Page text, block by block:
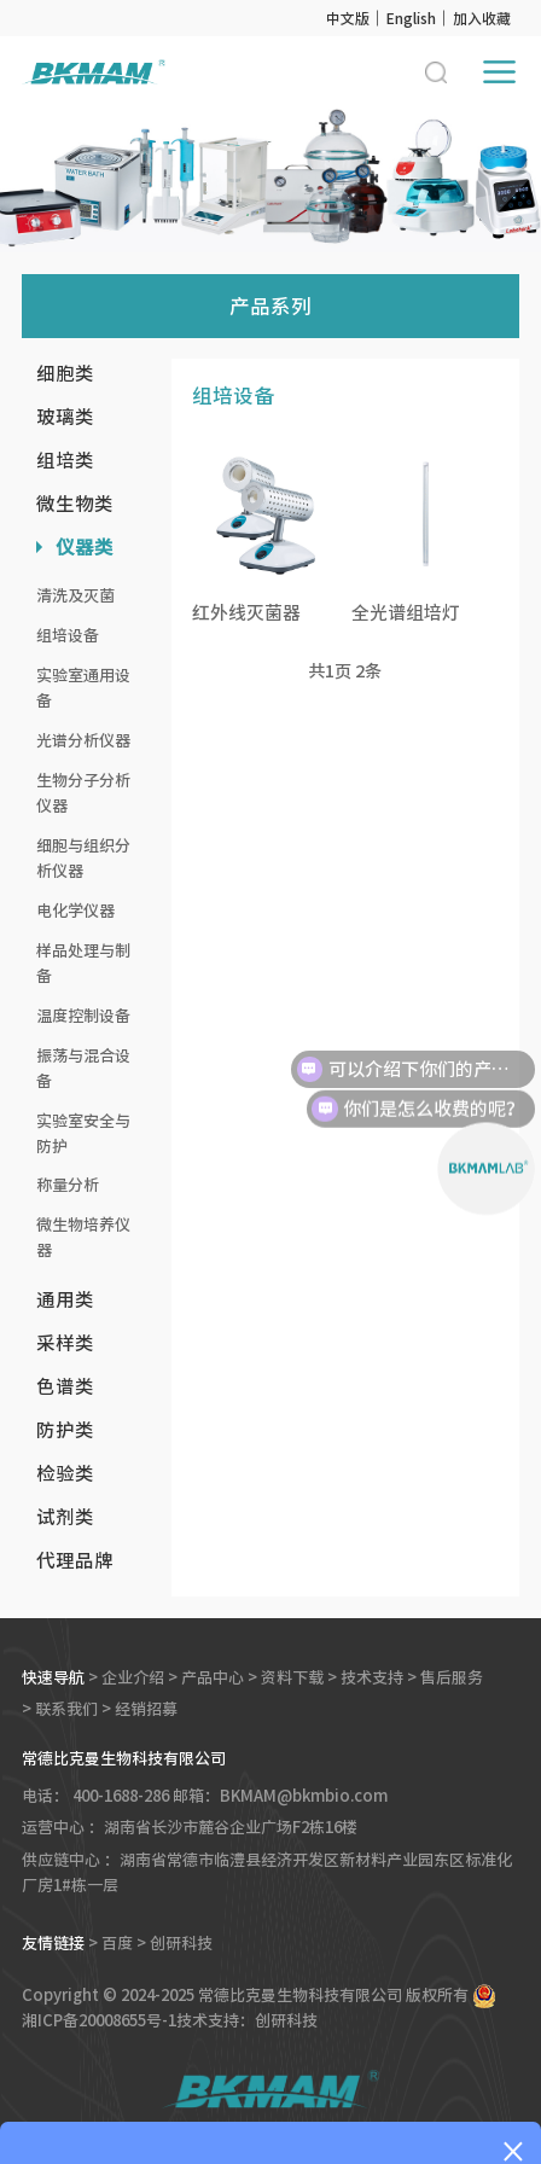
中文版 English 加入收藏
产品系列
细胞类
玻璃类
组培类
微生物类
仪器类
清洗及灭菌
组培设备
实验室通用设
备
光谱分析仪器
生物分子分析
仪器
细胞与组织分
析仪器
电化学仪器
样品处理与制
备
温度控制设备
振荡与混合设
备
实验室安全与
防护
称量分析
微生物培养仪
器
通用类
采样类
色谱类
防护类
检验类
试剂类
代理品牌
组培设备
红外线灭菌器 全光谱组培灯
共1页 2条
快速导航 > 企业介绍 > 产品中心 > 资料下载 > 技术支持 > 售后服务
> 联系我们 > 经销招募
常德比克曼生物科技有限公司
电话： 400-1688-286邮箱：BKMAM@bkmbio.com
运营中心 ：湖南省长沙市麓谷企业广场F2栋16楼
供应链中心 ：湖南省常德市临澧县经济开发区新材料产业园东区标准化
厂房1#栋一层
友情链接 > 百度 > 创研科技
Copyright © 2024-2025 常德比克曼生物科技有限公司 版权所有
湘ICP备20008655号-1技术支持：创研科技
可以介绍下你们的产品么？
你们是怎么收费的呢？
×